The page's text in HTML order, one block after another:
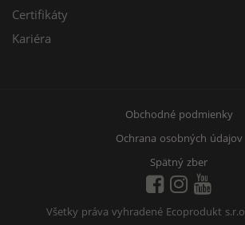
Certifikáty
Kariéra
Obchodné podmienky
Ochrana osobných údajov
Spätný zber
Všetky práva vyhradené Ecoprodukt s.r.o